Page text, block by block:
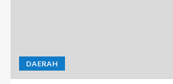
DAERAH